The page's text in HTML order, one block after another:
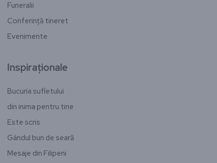
Funeralii
Conferință tineret
Evenimente
Inspiraționale
Bucuria sufletului
din inima pentru tine
Este scris
Gândul bun de seară
Mesaje din Filipeni